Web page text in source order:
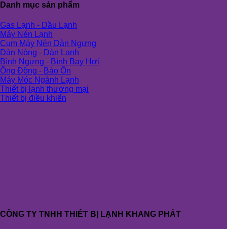
Danh mục sản phẩm
Gas Lạnh - Dầu Lạnh
Máy Nén Lạnh
Cụm Máy Nén Dàn Ngưng
Dàn Nóng - Dàn Lạnh
Bình Ngưng - Bình Bay Hơi
Ống Đồng - Bảo Ôn
Máy Móc Ngành Lạnh
Thiết bị lạnh thương mại
Thiết bị điều khiển
CÔNG TY TNHH THIẾT BỊ LẠNH KHANG PHÁT